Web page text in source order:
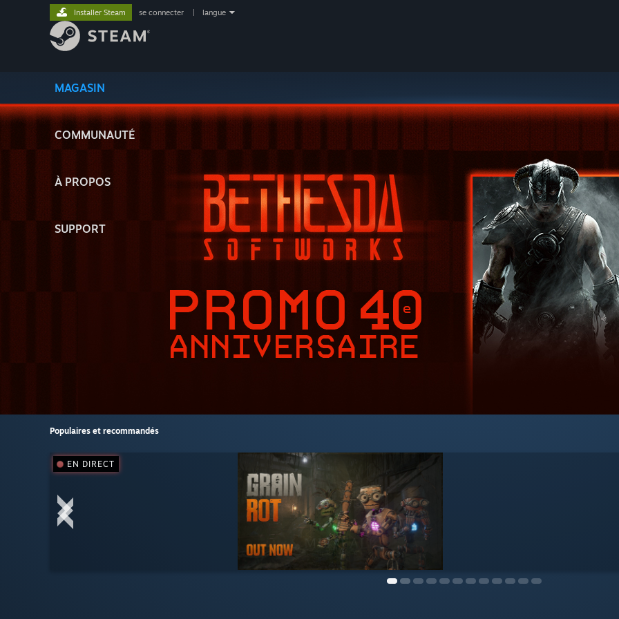
MAGASIN
COMMUNAUTÉ
À PROPOS
SUPPORT
Installer Steam se connecter langue
Populaires et recommandés
EN DIRECT